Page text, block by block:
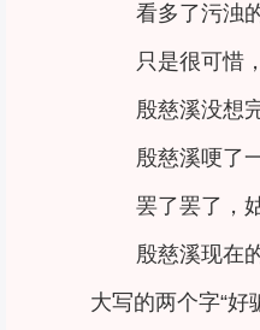
看多了污浊
只是很可惜
殷慈溪没想
殷慈溪哽了
罢了罢了，
殷慈溪现在
大写的两个字“好